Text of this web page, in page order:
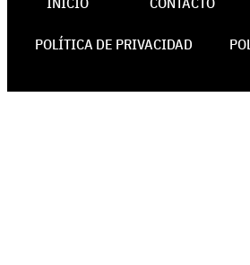
POLÍTICA DE PRIVACIDAD